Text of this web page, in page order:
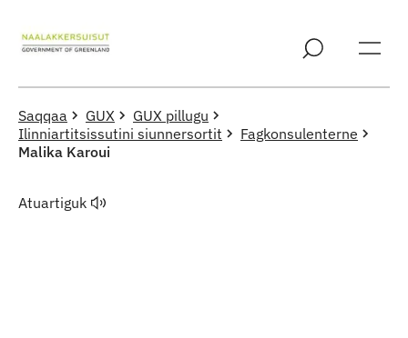
Saqqaa GUX
GUX pillugu
Ilinniartitsissutini siunnersortit
Fagkonsulenterne
Malika Karoui
Atuartiguk